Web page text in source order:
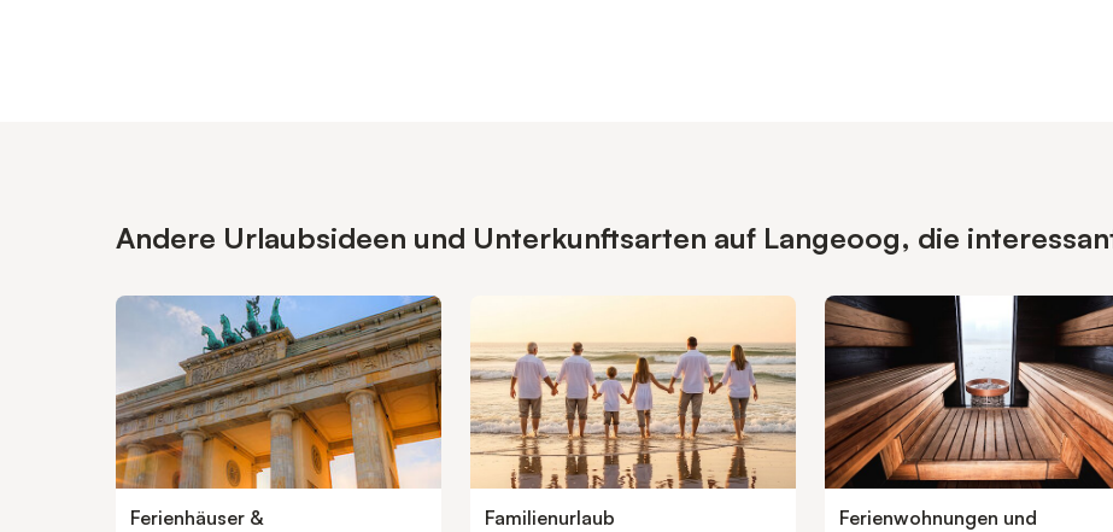
Andere Urlaubsideen und Unterkunftsarten auf Langeoog, die
Ferienhäuser &
Familienurlaub
Ferienwohnungen und